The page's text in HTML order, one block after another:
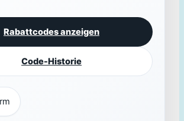
Rabattcodes anzeigen
Code-Historie